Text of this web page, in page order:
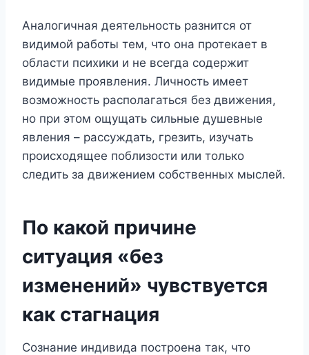
Аналогичная деятельность разнится от
видимой работы тем, что она протекает в
области психики и не всегда содержит
видимые проявления. Личность имеет
возможность располагаться без движения,
но при этом ощущать сильные душевные
явления – рассуждать, грезить, изучать
происходящее поблизости или только
следить за движением собственных мыслей.
По какой причине
ситуация «без
изменений» чувствуется
как стагнация
Сознание индивида построена так, что